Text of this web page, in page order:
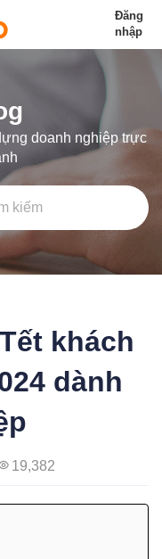
Đăng
nhập
doanh nghiệp trực
khách
dành
19,382